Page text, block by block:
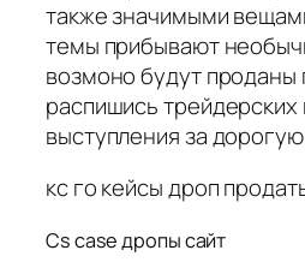
также значимыми
темы прибывают
возмоно будут проданы
распишись
выступления за
кс го кейсы дроп
Cs case дропы сайт